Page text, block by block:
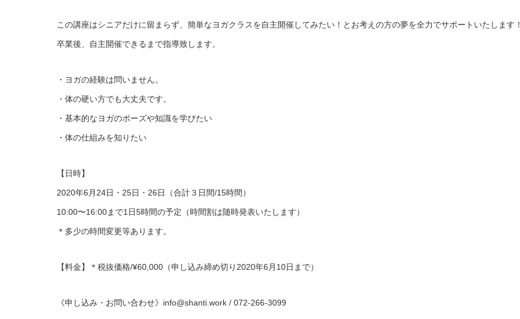
この講座はシニアだけに留まらず、簡単なヨガクラスを自主開催してみたい！とお考えの方の夢を全力でサポートいたします！
卒業後、自主開催できるまで指導致します。
・ヨガの経験は問いません。
・体の硬い方でも大丈夫です。
・基本的なヨガのポーズや知識を学びたい
・体の仕組みを知りたい
【日時】
2020年6月24日・25日・26日（合計３日間/15時間）
10:00〜16:00まで1日5時間の予定（時間割は随時発表いたします）
＊多少の時間変更等あります。
【料金】＊税抜価格/¥60,000（申し込み締め切り2020年6月10日まで）
《申し込み・お問い合わせ》info@shanti.work / 072-266-3099